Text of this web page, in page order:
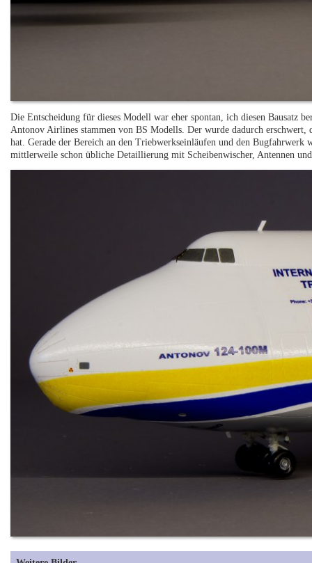
Die Entscheidung für dieses Modell war eher spontan, ich diesen Bausatz
Antonov Airlines stammen von BS Modells. Der wurde dadurch erschwert,
hat. Gerade der Bereich an den Triebwerkseinläufen und den Bugfahrwerk
mittlerweile schon übliche Detaillierung mit Scheibenwischer, Antennen